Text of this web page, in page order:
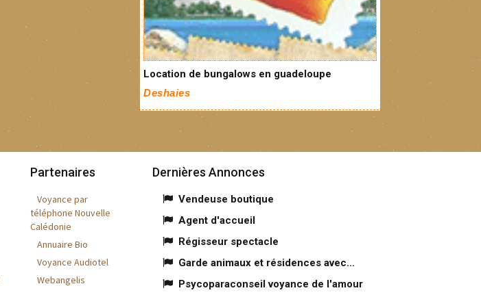
Location de bungalows en guadeloupe
Deshaies
Partenaires
Voyance par
téléphone Nouvelle
Calédonie
Annuaire Bio
Voyance Audiotel
Webangelis
Dernières Annonces
Vendeuse boutique
Agent d'accueil
Régisseur spectacle
Garde animaux et résidences avec...
Psycoparaconseil voyance de l'amour